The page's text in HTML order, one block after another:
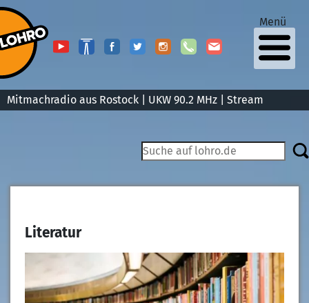
Mitmachradio aus Rostock | UKW 90.2 MHz | Stream
Menü
Literatur